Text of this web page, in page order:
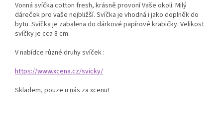
Vonná svíčka cotton fresh, krásně provoní Vaše okolí. Milý
dáreček pro vaše nejbližší. Svíčka je vhodná i jako doplněk do
bytu. Svíčka je zabalena do dárkové papírové krabičky. Velikost
svíčky je cca 8 cm.
V nabídce různé druhy svíček :
https://www.xcena.cz/svicky/
Skladem, pouze u nás za xcenu!